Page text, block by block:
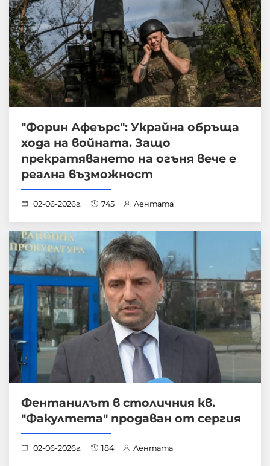
"Форин Афеърс": Украйна обръща
хода на войната. Защо
прекратяването на огъня вече е
реална възможност
02-06-2026г. 745 Лентата
Фентанилът в столичния кв.
"Факултета" продаван от сергия
02-06-2026г. 184 Лентата